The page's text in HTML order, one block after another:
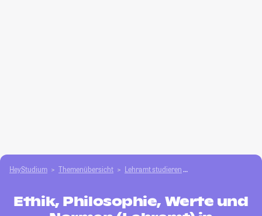
HeyStudium Themenübersicht Lehramt studieren
Ethik, Philosophie, Werte und